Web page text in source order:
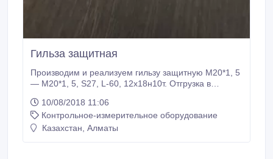
Гильза защитная
Производим и реализуем гильзу защитную М20*1, 5
— М20*1, 5, S27, L-60, 12х18н10т. Отгрузка в
Безналичный расчет. Гарантия, производитель, не
требует обязательной сертификации..
10/08/2018 11:06
Контрольное-измерительное оборудование
Казахстан, Алматы